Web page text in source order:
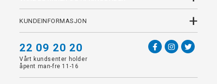
KUNDEINFORMASJON +
22 09 20 20
Vårt kundsenter holder
åpent man-fre 11-16